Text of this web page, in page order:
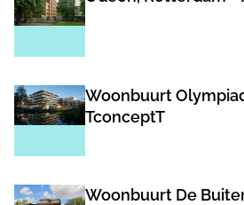
Woonbuurt
TconceptT
Woonbuurt De